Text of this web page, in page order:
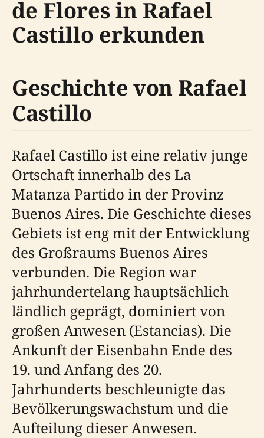
de Flores in Rafael
Castillo erkunden
Geschichte von Rafael
Castillo
Rafael Castillo ist eine relativ junge
Ortschaft innerhalb des La
Matanza Partido in der Provinz
Buenos Aires. Die Geschichte dieses
Gebiets ist eng mit der Entwicklung
des Großraums Buenos Aires
verbunden. Die Region war
jahrhundertelang hauptsächlich
ländlich geprägt, dominiert von
großen Anwesen (Estancias). Die
Ankunft der Eisenbahn Ende des
19. und Anfang des 20.
Jahrhunderts beschleunigte das
Bevölkerungswachstum und die
Aufteilung dieser Anwesen.